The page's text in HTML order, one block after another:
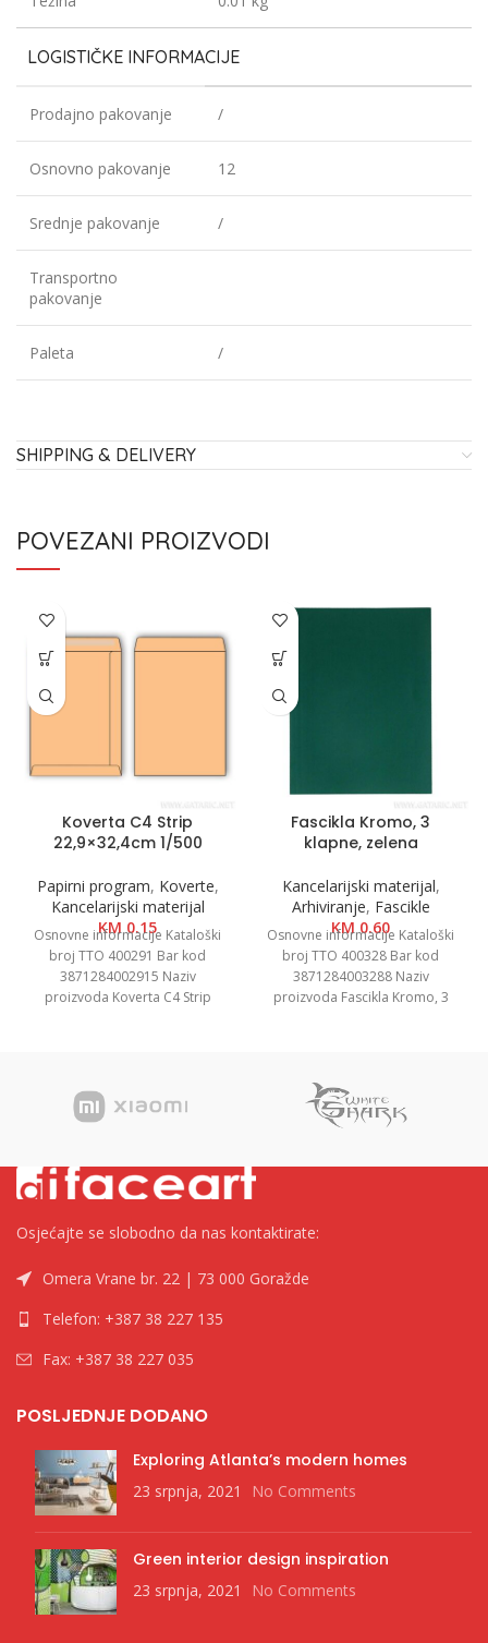
LOGISTIČKE INFORMACIJE
Prodajno pakovanje /
Osnovno pakovanje 12
Srednje pakovanje /
Transportno
pakovanje
Paleta /
SHIPPING & DELIVERY
POVEZANI PROIZVODI
Koverta C4 Strip
22,9×32,4cm 1/500
Papirni program, Koverte,
Kancelarijski materijal
KM0.15
Osnovne informacije Kataloški
broj TTO 400291 Bar kod
3871284002915 Naziv
proizvoda Koverta C4 Strip
Fascikla Kromo, 3
klapne, zelena
Kancelarijski materijal,
Arhiviranje, Fascikle
KM0.60
Osnovne informacije Kataloški
broj TTO 400328 Bar kod
3871284003288 Naziv
proizvoda Fascikla Kromo, 3
Osjećajte se slobodno da nas kontaktirate:
Omera Vrane br. 22 | 73 000 Goražde
Telefon: +387 38 227 135
Fax: +387 38 227 035
POSLJEDNJE DODANO
Exploring Atlanta’s modern homes
23 srpnja, 2021 No Comments
Green interior design inspiration
23 srpnja, 2021 No Comments